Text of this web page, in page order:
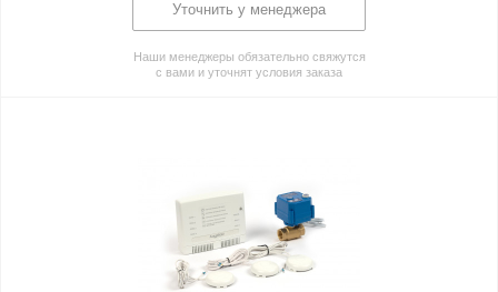
Уточнить у менеджера
Наши менеджеры обязательно свяжутся
с вами и уточнят условия заказа